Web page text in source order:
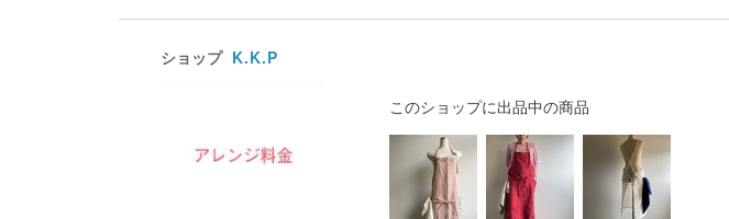
ショップ K.K.P
このショップに出品中の商品